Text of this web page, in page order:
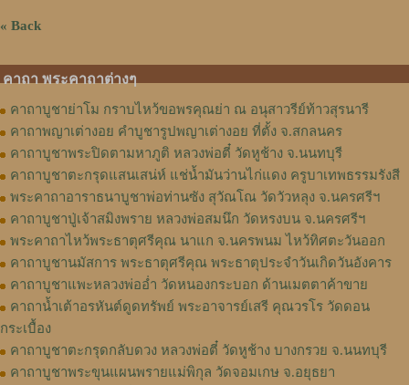
« Back
คาถา พระคาถาต่างๆ
คาถาบูชาย่าโม กราบไหว้ขอพรคุณย่า ณ อนุสาวรีย์ท้าวสุรนารี
คาถาพญาเต่างอย คำบูชารูปพญาเต่างอย ที่ตั้ง จ.สกลนคร
คาถาบูชาพระปิดตามหาภูติ หลวงพ่อตี๋ วัดหูช้าง จ.นนทบุรี
คาถาบูชาตะกรุดแสนเสน่ห์ แช่น้ำมันว่านไก่แดง ครูบาเทพธรรมรังสี
พระคาถาอาราธนาบูชาพ่อท่านซัง สุวัณโณ วัดวัวหลุง จ.นครศรีฯ
คาถาบูชาปู่เจ้าสมิงพราย หลวงพ่อสมนึก วัดหรงบน จ.นครศรีฯ
พระคาถาไหว้พระธาตุศรีคุณ นาแก จ.นครพนม ไหว้ทิศตะวันออก
คาถาบูชานมัสการ พระธาตุศรีคุณ พระธาตุประจำวันเกิดวันอังคาร
คาถาบูชาแพะหลวงพ่ออ่ำ วัดหนองกระบอก ด้านเมตตาค้าขาย
คาถาน้ำเต้าอรหันต์ดูดทรัพย์ พระอาจารย์เสรี คุณวรโร วัดดอน
กระเบื้อง
คาถาบูชาตะกรุดกลับดวง หลวงพ่อตี๋ วัดหูช้าง บางกรวย จ.นนทบุรี
คาถาบูชาพระขุนแผนพรายแม่พิกุล วัดจอมเกษ จ.อยุธยา